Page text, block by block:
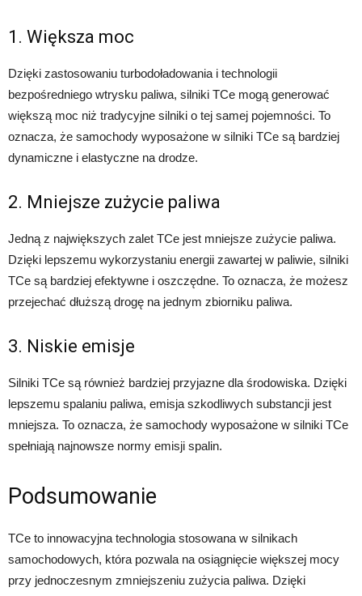
1. Większa moc
Dzięki zastosowaniu turbodoładowania i technologii
bezpośredniego wtrysku paliwa, silniki TCe mogą generować
większą moc niż tradycyjne silniki o tej samej pojemności. To
oznacza, że samochody wyposażone w silniki TCe są bardziej
dynamiczne i elastyczne na drodze.
2. Mniejsze zużycie paliwa
Jedną z największych zalet TCe jest mniejsze zużycie paliwa.
Dzięki lepszemu wykorzystaniu energii zawartej w paliwie, silniki
TCe są bardziej efektywne i oszczędne. To oznacza, że możesz
przejechać dłuższą drogę na jednym zbiorniku paliwa.
3. Niskie emisje
Silniki TCe są również bardziej przyjazne dla środowiska. Dzięki
lepszemu spalaniu paliwa, emisja szkodliwych substancji jest
mniejsza. To oznacza, że samochody wyposażone w silniki TCe
spełniają najnowsze normy emisji spalin.
Podsumowanie
TCe to innowacyjna technologia stosowana w silnikach
samochodowych, która pozwala na osiągnięcie większej mocy
przy jednoczesnym zmniejszeniu zużycia paliwa. Dzięki